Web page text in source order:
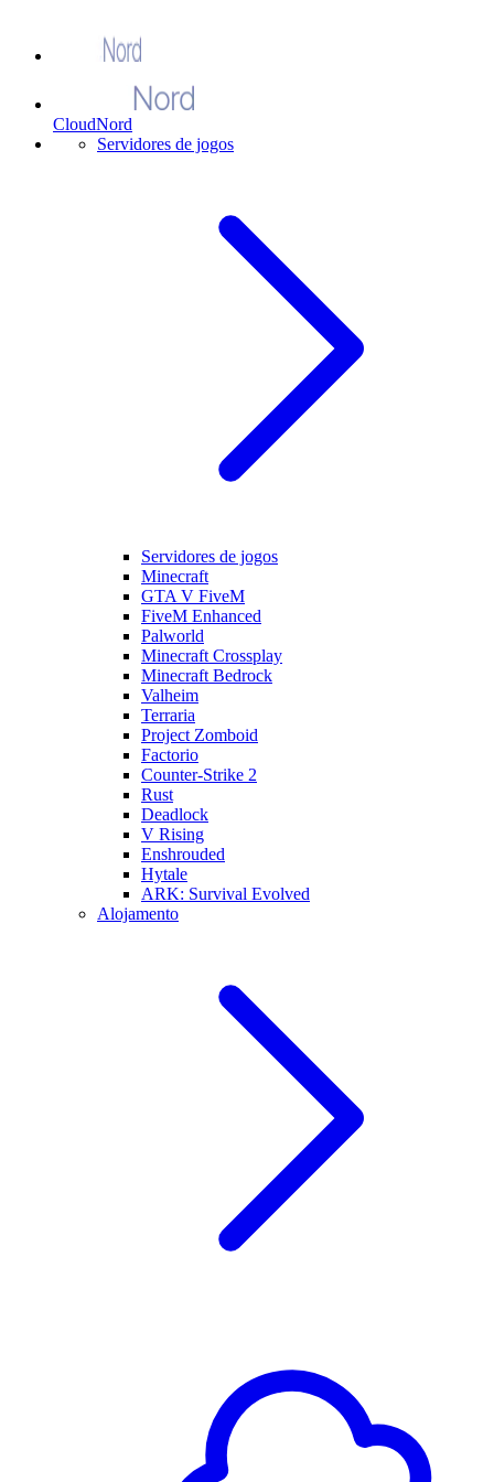
CloudNord
Servidores de jogos
Servidores de jogos
Minecraft
GTA V FiveM
FiveM Enhanced
Palworld
Minecraft Crossplay
Minecraft Bedrock
Valheim
Terraria
Project Zomboid
Factorio
Counter-Strike 2
Rust
Deadlock
V Rising
Enshrouded
Hytale
ARK: Survival Evolved
Alojamento